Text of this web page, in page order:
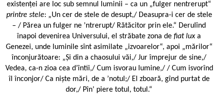
existenței are loc sub semnul luminii – ca un „fulger nentrerupt“
printre stele: „Un cer de stele de desupt,/ Deasupra-i cer de stele
– / Părea un fulger ne ’ntrerupt/ Rătăcitor prin ele.“ Derulînd
înapoi devenirea Universului, el străbate zona de fiat lux a
Genezei, unde luminile sînt asimilate „izvoarelor“, apoi „mărilor“
înconjurătoare: „Și din a chaosului văi,/ Jur împrejur de sine,/
Vedea, ca-n zioa cea d’întîi,/ Cum isvorau lumine,/ / Cum isvorînd
îl înconjor/ Ca niște mări, de a ’notul;/ El zboară, gînd purtat de
dor,/ Pîn’ piere totul, totul.“